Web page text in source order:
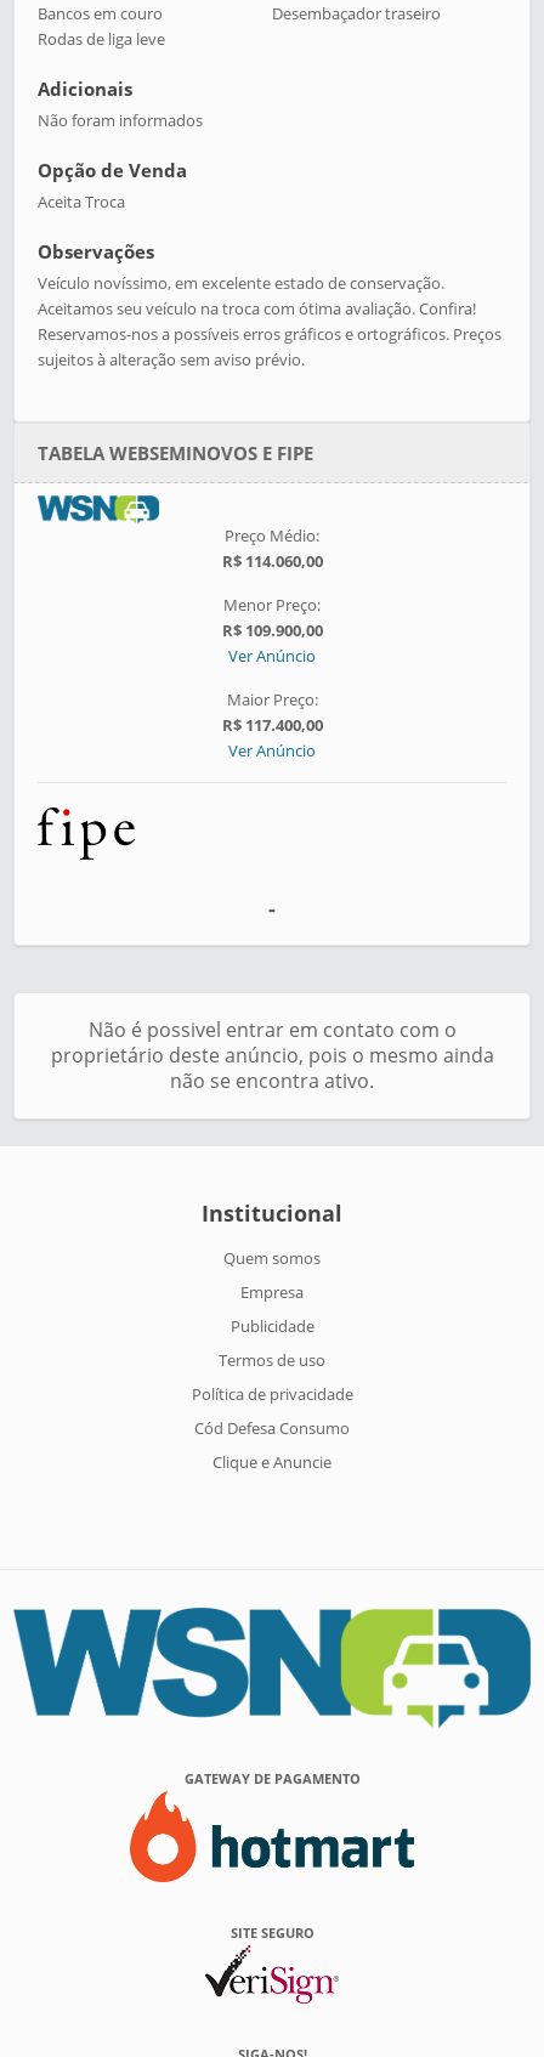
Bancos em couro
Desembaçador traseiro
Rodas de liga leve
Adicionais
Não foram informados
Opção de Venda
Aceita Troca
Observações
Veículo novíssimo, em excelente estado de conservação.
Aceitamos seu veículo na troca com ótima avaliação. Confira!
Reservamos-nos a possíveis erros gráficos e ortográficos. Preços
sujeitos à alteração sem aviso prévio.
TABELA WEBSEMINOVOS E FIPE
Preço Médio:
R$ 114.060,00
Menor Preço:
R$ 109.900,00
Ver Anúncio
Maior Preço:
R$ 117.400,00
Ver Anúncio
-
Não é possivel entrar em contato com o
proprietário deste anúncio, pois o mesmo ainda
não se encontra ativo.
Institucional
Quem somos
Empresa
Publicidade
Termos de uso
Política de privacidade
Cód Defesa Consumo
Clique e Anuncie
GATEWAY DE PAGAMENTO
SITE SEGURO